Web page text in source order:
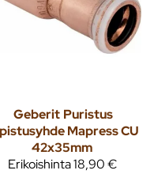
Geberit Puristus
Mapress CU
42x35mm
Erikoishinta18,90 €